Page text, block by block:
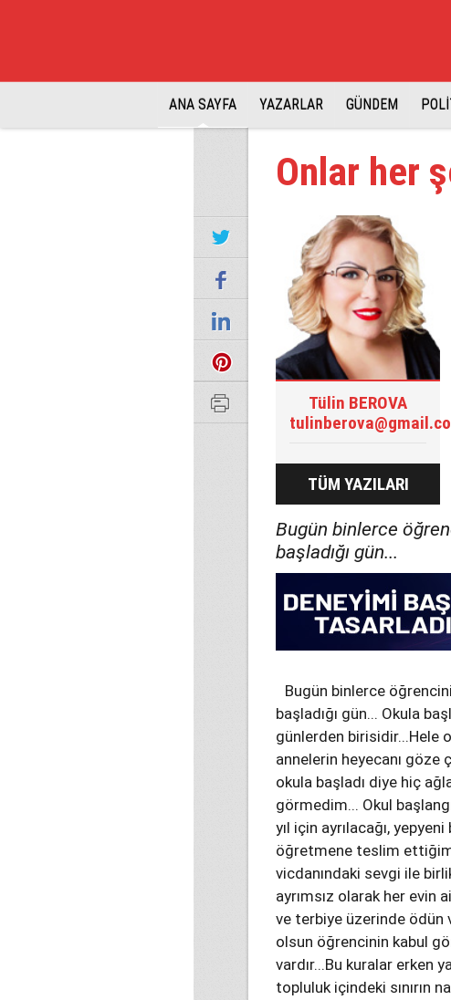
ANA SAYFA YAZARLAR GÜNDEM
Onlar her
Tülin BEROVA
TÜM YAZILARI
Bugün binlerce
başladığı gün...
Bugün binlerce
başladığı gün... Okula
günlerden birisidir...Hele
annelerin heyecanı
okula başladı diye hiç
görmedim... Okul
yıl için ayrılacağı,
öğretmene teslim
vicdanındaki sevgi ile
ayrımsız olarak her evin
ve terbiye üzerinde ödün
olsun öğrencinin kabul
vardır...Bu kuralar erken
topluluk içindeki sınırın